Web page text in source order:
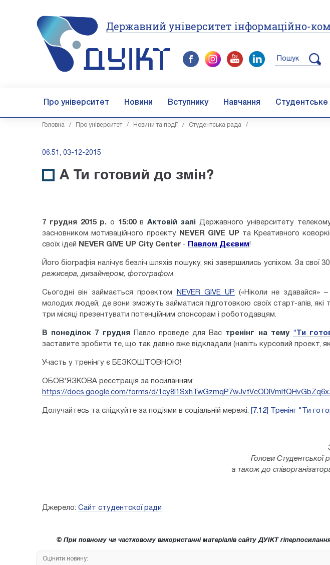
Державний університет інформаційно-
Пошук
Про університет Новини Вступнику Навчання Студентське
Головна / Про університет/ Новини та події / Студентська рада /
06:51, 03-12-2015
А Ти готовий до змін?
7 грудня 2015 р. о 15:00в Актовій залі Державного університету
засновником мотиваційного проекту
NEVER GIVE UP та Креативного
своїх ідей NEVER GIVE UP City Center - Павлом Дєєвим!
Його біографія налічує безліч шляхів пошуку, які завершились успіхом. За свої
режисера,дизайнером, фотографом.
Сьогодні він займається проектом NEVER GIVE UP («Ніколи не здавайся»
молодих людей, де вони зможуть займатися підготовкою своїх старт-апів,
три місяці презентувати потенційним спонсорам і роботодавцям.
В понеділок 7 грудня Павло проведе для Вас тренінг на тему "Ти
заставите зробити те, що так давно вже відкладали (навіть курсовий проект,
Участь у тренінгу є БЕЗКОШТОВНОЮ!
ОБОВ'ЯЗКОВА реєстрація за посиланням:
https://docs.google.com/forms/d/
Долучайтесь та слідкуйте за подіями в соціальній мережі: [7.12] Тренінг "Ти
Голови Студентської
а також до
Джерело: Сайт студентскої ради
© При повному чи частковому використанні матеріалів сайту ДУІКТ
Оцінити новину: